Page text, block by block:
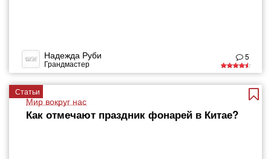
Надежда Руби
Грандмастер
5
Статьи
Мир вокруг нас
Как отмечают праздник фонарей в Китае?